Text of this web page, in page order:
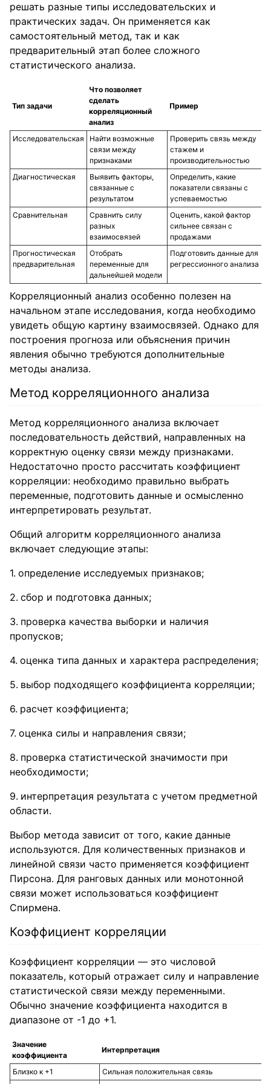
решать разные типы исследовательских и
практических задач. Он применяется как
самостоятельный метод, так и как
предварительный этап более сложного
статистического анализа.
Тип задачи
Что позволяет
сделать
корреляционный
анализ
Пример
Исследовательская
Найти возможные
связи между
признаками
Проверить связь между
стажем и
производительностью
Диагностическая
Выявить факторы,
связанные с
результатом
Определить, какие
показатели связаны с
успеваемостью
Сравнительная
Сравнить силу
разных
взаимосвязей
Оценить, какой фактор
сильнее связан с
продажами
Прогностическая
предварительная
Отобрать
переменные для
дальнейшей модели
Подготовить данные для
регрессионного анализа
Корреляционный анализ особенно полезен на
начальном этапе исследования, когда необходимо
увидеть общую картину взаимосвязей. Однако для
построения прогноза или объяснения причин
явления обычно требуются дополнительные
методы анализа.
Метод корреляционного анализа
Метод корреляционного анализа включает
последовательность действий, направленных на
корректную оценку связи между признаками.
Недостаточно просто рассчитать коэффициент
корреляции: необходимо правильно выбрать
переменные, подготовить данные и осмысленно
интерпретировать результат.
Общий алгоритм корреляционного анализа
включает следующие этапы:
определение исследуемых признаков;
сбор и подготовка данных;
проверка качества выборки и наличия
пропусков;
оценка типа данных и характера распределения;
выбор подходящего коэффициента корреляции;
расчет коэффициента;
оценка силы и направления связи;
проверка статистической значимости при
необходимости;
интерпретация результата с учетом предметной
области.
Выбор метода зависит от того, какие данные
используются. Для количественных признаков и
линейной связи часто применяется коэффициент
Пирсона. Для ранговых данных или монотонной
связи может использоваться коэффициент
Спирмена.
Коэффициент корреляции
Коэффициент корреляции — это числовой
показатель, который отражает силу и направление
статистической связи между переменными.
Обычно значение коэффициента находится в
диапазоне от -1 до +1.
Значение
коэффициента
Интерпретация
Близко к +1
Сильная положительная связь